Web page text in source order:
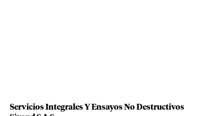
Servicios Integrales Y Ensayos No Destructivos